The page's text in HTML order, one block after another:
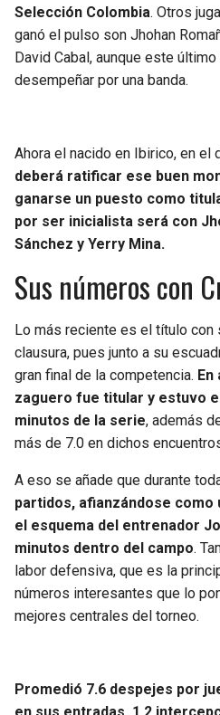
Selección Colombia. Otros
ganó el pulso son Jhohan
David Cabal, aunque este
desempeñar por una banda.
Ahora el nacido en Ibirico, en el
deberá ratificar ese buen
ganarse un puesto como
por ser inicialista será con
Sánchez y Yerry Mina.
Sus números con
Lo más reciente es el título con
clausura, pues junto a su
gran final de la competencia.
zaguero fue titular y estuvo
minutos de la serie, además
más de 7.0 en dichos
A eso se añade que durante
partidos, afianzándose
el esquema del entrenador
minutos dentro del campo.
labor defensiva, que es la
números interesantes que lo
mejores centrales del torneo.
Promedió 7.6 despejes por